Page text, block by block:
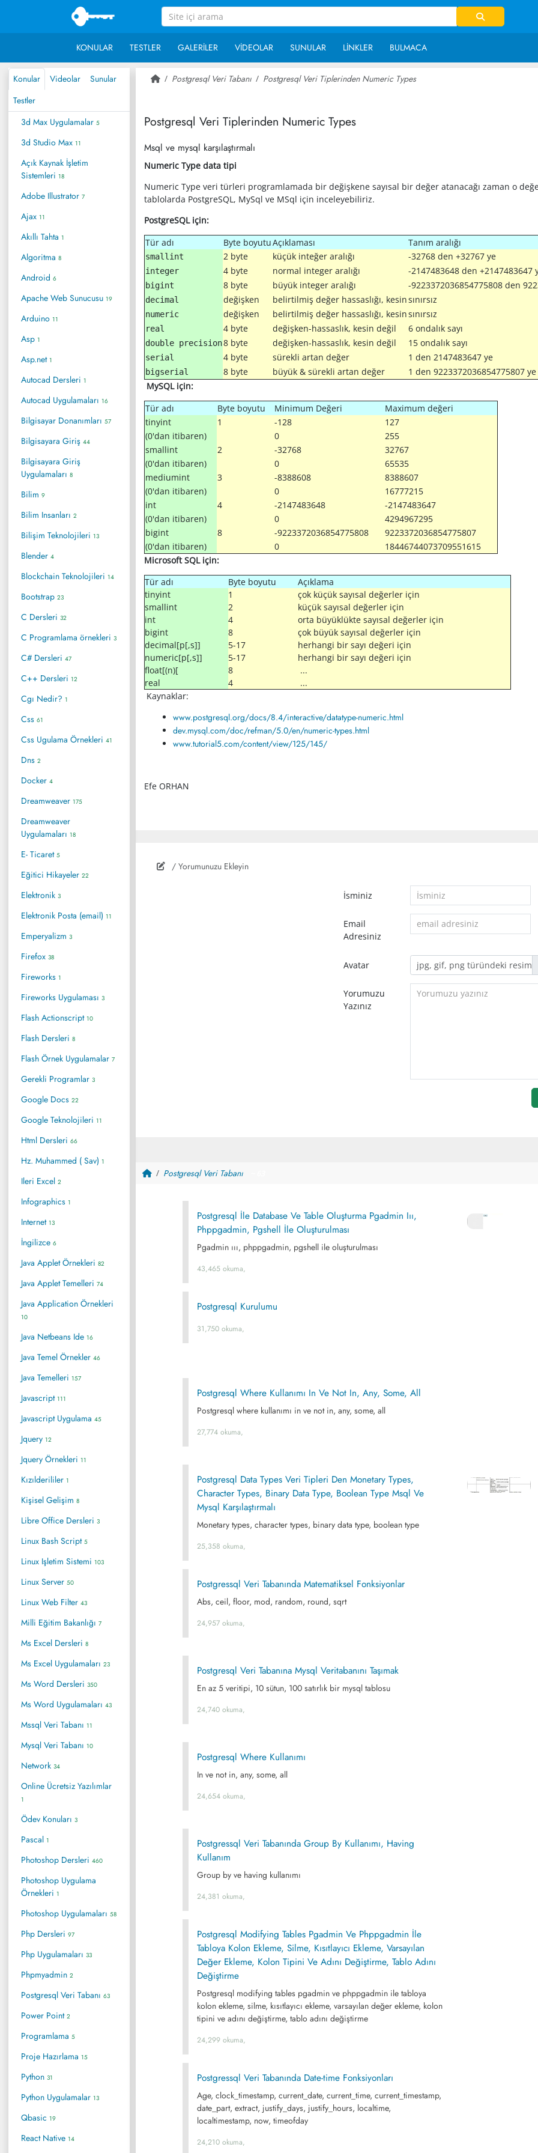
KONULAR TESTLER GALERILER VIDEOLAR SUNULAR LINKLER BULMACA
Konular Videolar
Sunular
Testler
3d Max Uygulamalar 5
3d Studio Max 11
Açık Kaynak İşletim
Sistemleri 18
Adobe Illustrator 7
Ajax 11
Akıllı Tahta 1
Algoritma 8
Android 6
Apache Web Sunucusu 19
Arduino 11
Asp 1
Asp.net 1
Autocad Dersleri 1
Autocad Uygulamaları 16
Bilgisayar Donanımları 57
Bilgisayara Giriş 44
Bilgisayara Giriş
Uygulamaları 8
Bilim 9
Bilim Insanları 2
Bilişim Teknolojileri 13
Blender 4
Blockchain Teknolojileri 14
Bootstrap 23
C Dersleri 32
C Programlama örnekleri 3
C# Dersleri 47
C++ Dersleri 12
Cgı Nedir? 1
Css 61
Css Ugulama Örnekleri 41
Dns 2
Docker 4
Dreamweaver 175
Dreamweaver
Uygulamaları 18
E- Ticaret 5
Eğitici Hikayeler 22
Elektronik 3
Elektronik Posta (email) 11
Emperyalizm 3
Firefox 38
Fireworks 1
Fireworks Uygulaması 3
Flash Actionscript 10
Flash Dersleri 8
Flash Örnek Uygulamalar 7
Gerekli Programlar 3
Google Docs 22
Google Teknolojileri 11
Html Dersleri 66
Hz. Muhammed ( Sav) 1
Ileri Excel 2
Infographics 1
Internet 13
İngilizce 6
Java Applet Örnekleri 82
Java Applet Temelleri 74
Java Application Örnekleri
10
Java Netbeans Ide 16
Java Temel Örnekler 46
Java Temelleri 157
Javascript 111
Javascript Uygulama 45
Jquery 12
Jquery Örnekleri 11
Kızılderililer 1
Kişisel Gelişim 8
Libre Office Dersleri 3
Linux Bash Script 5
Linux Işletim Sistemi 103
Linux Server 50
Linux Web Filter 43
Milli Eğitim Bakanlığı 7
Ms Excel Dersleri 8
Ms Excel Uygulamaları 23
Ms Word Dersleri 350
Ms Word Uygulamaları 43
Mssql Veri Tabanı 11
Mysql Veri Tabanı 10
Network 34
Online Ücretsiz Yazılımlar
1
Ödev Konuları 3
Pascal 1
Photoshop Dersleri 460
Photoshop Uygulama
Örnekleri 1
Photoshop Uygulamaları 58
Php Dersleri 97
Php Uygulamaları 33
Phpmyadmin 2
Postgresql Veri Tabanı 63
Power Point 2
Programlama 5
Proje Hazırlama 15
Python 31
Python Uygulamalar 13
Qbasic 19
React Native 14
Postgresql Veri Tabanı Postgresql Veri Tiplerinden Numeric Types
Postgresql Veri Tiplerinden Numeric Types
Msql ve mysql karşılaştırmalı
Numeric Type data tipi
Numeric Type veri türleri programlamada bir değişkene sayısal bir değer atanacağı zaman o
tablolarda PostgreSQL, MySql ve MSql için inceleyebiliriz.
PostgreSQL için:
Tür adı
Byte boyutuAçıklaması Tanım aralığı
smallint 2 byte küçük inteğer aralığı -32768 den +32767 ye
integer 4 byte normal integer aralığı -2147483648 den +2147483647
bigint 8 byte büyük integer aralığı -9223372036854775808 den
decimal değişken belirtilmiş değer hassaslığı, kesinsınırsız
numeric değişken belirtilmiş değer hassaslığı, kesinsınırsız
real 4 byte değişken-hassaslık, kesin değil 6 ondalık sayı
double precision8 byte değişken-hassaslık, kesin değil 15 ondalık sayı
serial 4 byte sürekli artan değer 1 den 2147483647 ye
bigserial 8 byte büyük & sürekli artan değer
1 den 9223372036854775807 ye
MySQL için:
Tür adı
Byte boyutu Minimum Değeri
Maximum değeri
tinyint
1 -128
127
(0'dan itibaren)
0
255
smallint
2 -32768
32767
(0'dan itibaren)
0
65535
mediumint
3 -8388608
8388607
(0'dan itibaren)
0
16777215
int
4 -2147483648
-2147483647
(0'dan itibaren)
0
4294967295
bigint
8 -9223372036854775808
9223372036854775807
(0'dan itibaren)
0
18446744073709551615
Microsoft SQL için:
Tür adı
Byte boyutu
Açıklama
tinyint
1
çok küçük sayısal değerler için
smallint
2
küçük sayısal değerler için
int
4
orta büyüklükte sayısal değerler için
bigint
8
çok büyük sayısal değerler için
decimal[p[,s]]
5-17
herhangi bir sayı değeri için
numeric[p[,s]]
5-17
herhangi bir sayı değeri için
float[(n)[
8
...
real
4
...
Kaynaklar:
www.postgresql.org/docs/8.4/interactive/datatype-numeric.html
dev.mysql.com/doc/refman/5.0/en/numeric-types.html
www.tutorial5.com/content/view/125/145/
Efe ORHAN
/ Yorumunuzu Ekleyin
İsminiz
Email
Adresiniz
Avatar
Yorumuzu
Yazınız
Postgresql Veri Tabanı
Postgresql İle Database Ve Table Oluşturma Pgadmin Iıı,
Phppgadmin, Pgshell İle Oluşturulması
Pgadmin ııı, phppgadmin, pgshell ile oluşturulması
43,465 okuma,
Postgresql Kurulumu
31,750 okuma,
Postgresql Where Kullanımı In Ve Not In, Any, Some, All
Postgresql where kullanımı in ve not in, any, some, all
27,774 okuma,
Postgresql Data Types Veri Tipleri Den Monetary Types,
Character Types, Binary Data Type, Boolean Type Msql Ve
Mysql Karşılaştırmalı
Monetary types, character types, binary data type, boolean type
25,358 okuma,
Postgressql Veri Tabanında Matematiksel Fonksiyonlar
Abs, ceil, floor, mod, random, round, sqrt
24,957 okuma,
Postgresql Veri Tabanına Mysql Veritabanını Taşımak
En az 5 veritipi, 10 sütun, 100 satırlık bir mysql tablosu
24,740 okuma,
Postgresql Where Kullanımı
In ve not in, any, some, all
24,654 okuma,
Postgressql Veri Tabanında Group By Kullanımı, Having
Kullanım
Group by ve having kullanımı
24,381 okuma,
Postgresql Modifying Tables Pgadmin Ve Phppgadmin İle
Tabloya Kolon Ekleme, Silme, Kısıtlayıcı Ekleme, Varsayılan
Değer Ekleme, Kolon Tipini Ve Adını Değiştirme, Tablo Adını
Değiştirme
Postgresql modifying tables pgadmin ve phppgadmin ile tabloya
kolon ekleme, silme, kısıtlayıcı ekleme, varsayılan değer ekleme, kolon
tipini ve adını değiştirme, tablo adını değiştirme
24,299 okuma,
Postgressql Veri Tabanında Date-time Fonksiyonları
Age, clock_timestamp, current_date, current_time, current_timestamp,
date_part, extract, justify_days, justify_hours, localtime,
localtimestamp, now, timeofday
24,210 okuma,